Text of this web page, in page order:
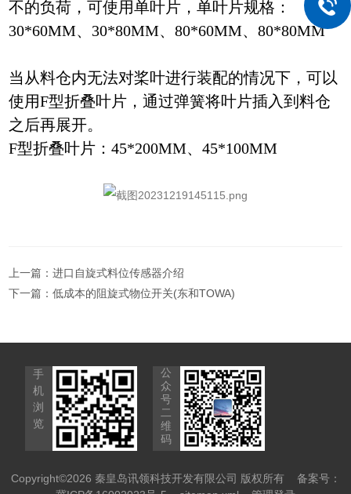
不的负荷，可使用单叶片，单叶片规格：
30*60MM、 30*80MM、80*60MM、80*80MM
当从料仓内无法对桨叶进行装配的情况下，可以
使用F型折叠叶片，通过弹簧将叶片插入到料仓
之后再展开。
F型折叠叶片：45*200MM、45*100MM
上一篇：进口自旋式料位传感器介绍
下一篇：低成本的阻旋式物位开关(东和TOWA)
手
机
浏
览
公
众
号
二
维
码
Copyright©2026 秦皇岛讯领科技开发有限公司 版权所有 备案号：